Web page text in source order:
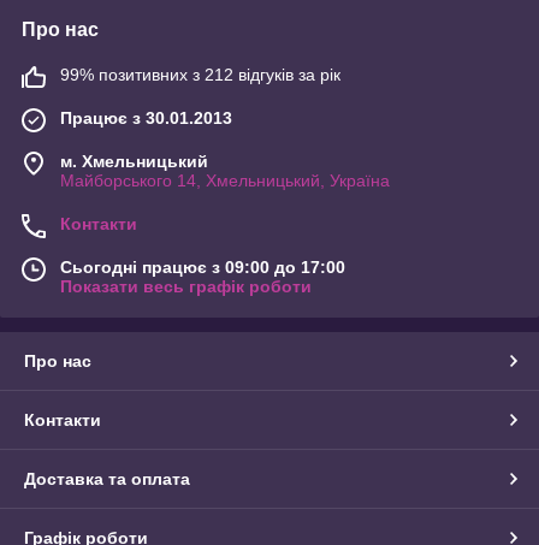
Про нас
99% позитивних з 212 відгуків за рік
Працює з 30.01.2013
м. Хмельницький
Майборського 14, Хмельницький, Україна
Контакти
Сьогодні працює з 09:00 до 17:00
Показати весь графік роботи
Про нас
Контакти
Доставка та оплата
Графік роботи